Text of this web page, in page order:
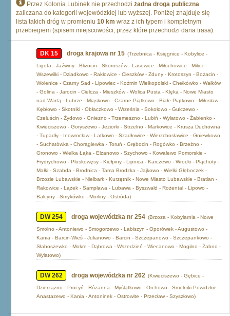
Przez Kolonia Lubinek nie przechodzi żadna droga publiczna
zaliczana do kategorii wojewódzkiej lub wyższej. Poniżej znajduje się
lista takich dróg w promieniu 10 km wraz z ich typem i kompletnym
przebiegiem (spisem miejscowości, przez które przechodzi dana trasa).
DK 15 droga krajowa nr 15 (Trzebnica - Księgnice - Kobylice -
Ligota - Jaźwiny - Blizocin - Skoroszów - Lasowice - Miłochowice - Milicz -
Wszewilki - Dziadkowo - Rakłowice - Cieszków - Zduny - Krotoszyn - Bożacin -
Wolenice - Czarny Sad - Lipowiec - Koźmin Wielkopolski - Chełkówko - Wałków
- Golina - Jarocin - Cielcza - Mieszków - Wolica Pusta - Klęka - Nowe Miasto
nad Wartą - Lubrze - Miąskowo - Czarne Piątkowo - Białe Piątkowo - Miłosław -
Kębłowo - Skotniki - Obłaczkowo - Września - Sokołowo - Gulczewo -
Czeluścin - Żydowo - Gniezno - Trzemeszno - Lubiń - Wylatowo - Żabienko -
Kwieciszewo - Goryszewo - Jeziorki - Strzelno - Markowice - Krusza Duchowna
- Tupadły - Inowrocław - Latkowo - Szadłowice - Wierzchosławice - Gniewkowo
- Suchatówka - Chorągiewka - Toruń - Grębocin - Rogówko - Brzeźno -
Gronowo - Wielka Łąka - Elzanowo - Szychowo - Kowalewo Pomorskie -
Frydrychowo - Pluskowęsy - Kiełpiny - Lipnica - Karczewo - Wrocki - Pląchoty -
Małki - Szabda - Brodnica - Tama Brodzka - Jajkowo - Wielki Głęboczek -
Brzozie Lubawskie - Nielbark - Kurzętnik - Nowe Miasto Lubawskie - Bratian -
Rakowice - Łążek - Sampława - Lubawa - Byszwałd - Rożental - Lipowo -
Bałcyny - Smykówko - Morliny - Ostróda)
DW 254 droga wojewódzka nr 254 (Brzoza - Kobylarnia - Nowe
Smolno - Antoniewo - Smogorzewo - Łabiszyn - Oporówek - Augustowo -
Kania - Barcin-Wieś - Julianowo - Barcin - Szczepanowo - Szczepankowo -
Słaboszewko - Mokre - Dąbrowa - Wszedzień - Wiecanowo - Mogilno - Żabno -
Wylatowo)
DW 262 droga wojewódzka nr 262 (Kwieciszewo - Gębice -
Dzierzążno - Procyń - Różanna - Myślątkowo - Orchowo - Smolniki Powidzkie -
Anastazewo - Kania - Antoninek - Ostrowite - Przecław - Szyszłowo)